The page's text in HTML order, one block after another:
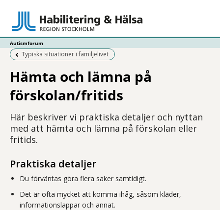
Autismforum
Föregående sida:
Typiska situationer i familjelivet
Hämta och lämna på
förskolan/fritids
Här beskriver vi praktiska detaljer och nyttan
med att hämta och lämna på förskolan eller
fritids.
Praktiska detaljer
Du förväntas göra flera saker samtidigt.
Det är ofta mycket att komma ihåg, såsom kläder,
informationslappar och annat.